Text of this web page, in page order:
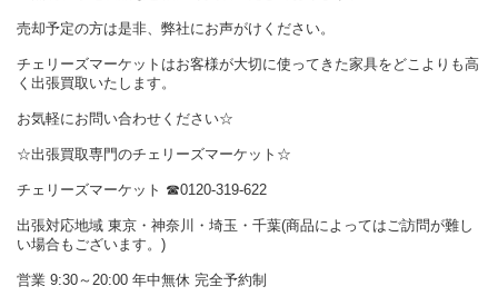
売却予定の方は是非、弊社にお声がけください。
チェリーズマーケットはお客様が大切に使ってきた家具をどこよりも高
く出張買取いたします。
お気軽にお問い合わせください☆
☆出張買取専門のチェリーズマーケット☆
チェリーズマーケット ☎︎0120-319-622
出張対応地域 東京・神奈川・埼玉・千葉(商品によってはご訪問が難し
い場合もございます。)
営業 9:30～20:00 年中無休 完全予約制